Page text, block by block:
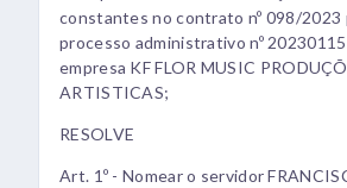
constantes no contrato nº 098/2023
processo administrativo nº
empresa KF FLOR MUSIC
ARTISTICAS;
RESOLVE
Art. 1º - Nomear o servidor